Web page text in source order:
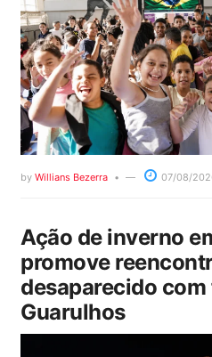
by Willians Bezerra 07/08/
Ação de inverno
promove
desaparecido
Guarulhos